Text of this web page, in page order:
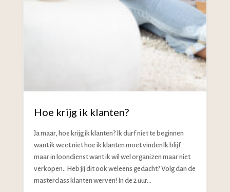
Hoe krijg ik klanten?
Ja maar, hoe krijg ik klanten? Ik durf niet te beginnen
want ik weet niet hoe ik klanten moet vindenIk blijf
maar in loondienst want ik wil wel organizen maar niet
verkopen.. Heb jij dit ook weleens gedacht? Volg dan de
masterclass klanten werven! In de 2 uur...